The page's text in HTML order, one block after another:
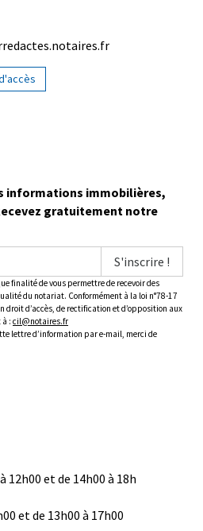
informations immobilières,
gratuitement notre
S'inscrire !
finalité de vous permettre de recevoir des
du notariat. Conformément à la loi n°78-17
droit d’accès, de rectification et d’opposition aux
: cil@notaires.fr
lettre d’information par e-mail, merci de
12h00 et de 14h00 à 18h
et de 13h00 à 17h00